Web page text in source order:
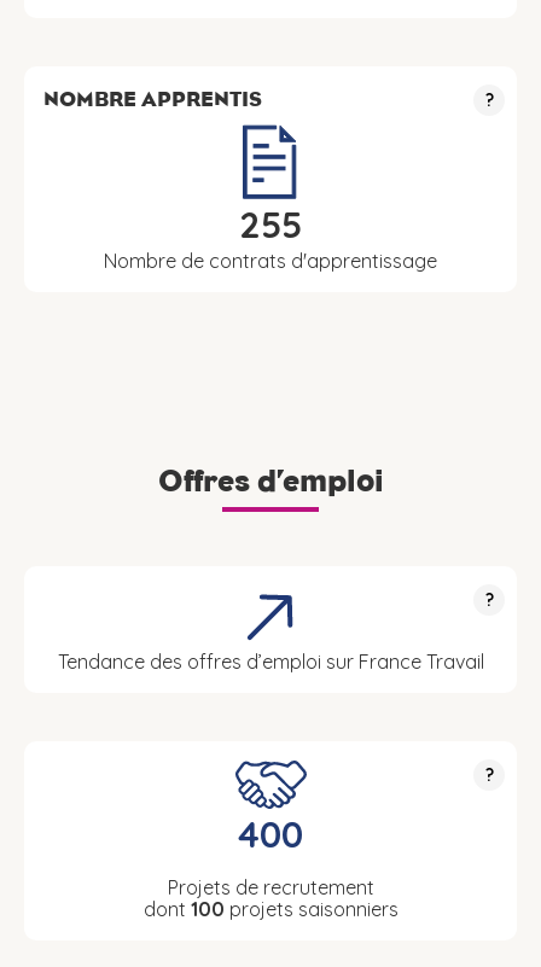
NOMBRE APPRENTIS ?
255
Nombre de contrats d'apprentissage
Offres d’emploi
?
Tendance des offres d’emploi sur France Travail
?
400
Projets de recrutement
dont 100 projets saisonniers